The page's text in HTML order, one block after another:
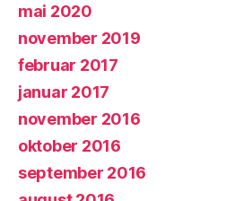
mai 2020
november 2019
februar 2017
januar 2017
november 2016
oktober 2016
september 2016